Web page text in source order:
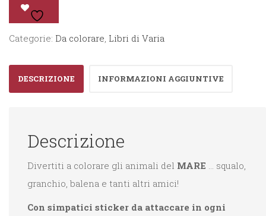
Animali
Mare
quantità
Categorie: Da colorare Libri di Varia
DESCRIZIONE INFORMAZIONI AGGIUNTIVE
Descrizione
Divertiti a colorare gli animali del MARE … squalo,
granchio, balena e tanti altri amici!
Con simpatici sticker da attaccare in ogni